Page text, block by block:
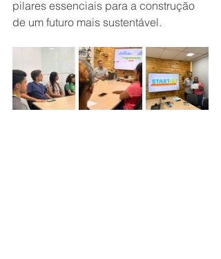
pilares essenciais para a construção
de um futuro mais sustentável.